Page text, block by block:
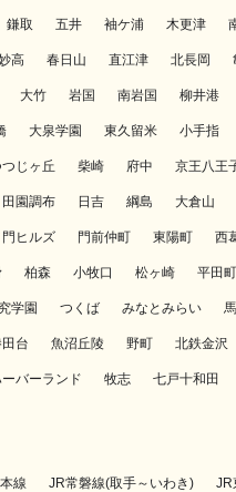
鎌取 五井 袖ケ浦 木更津
高 春日山 直江津 北長岡
大竹 岩国 南岩国 柳井港
大泉学園 東久留米 小手指
じヶ丘 柴崎 府中 京王八王
田園調布 日吉 綱島 大倉山
門ヒルズ 門前仲町 東陽町 西
柏森 小牧口 松ヶ崎 平田町
学園 つくば みなとみらい
台 魚沼丘陵 野町 北鉄金沢
バーランド 牧志 七戸十和田
線 JR常磐線(取手～いわき) JR